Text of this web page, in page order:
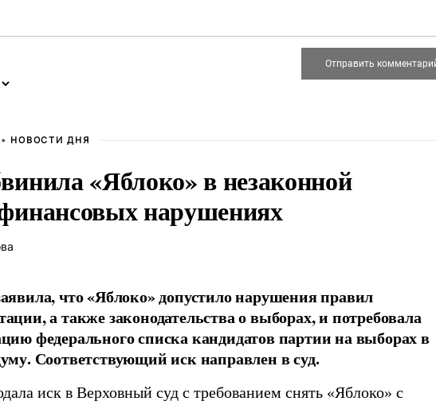
НОВОСТИ ДНЯ
«Яблоко» в незаконной
нарушениях
что «Яблоко» допустило нарушения правил
а также законодательства о выборах, и потребовала
федерального списка кандидатов партии на выборах в
Соответствующий иск направлен в суд.
иск в Верховный суд с требованием снять «Яблоко» с